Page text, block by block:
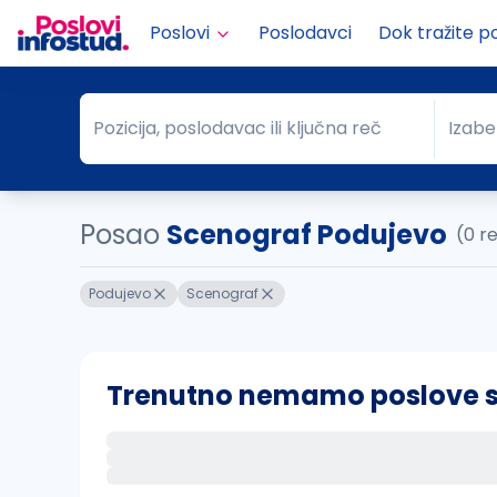
Poslovi Poslodavci Dok tražite
Pozicija, poslodavac ili ključna reč
Pozicija, poslodavac ili ključna reč Grad
Posao Scenograf Podujevo (0
Podujevo Scenograf
Trenutno nemamo poslove